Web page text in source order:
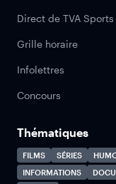
Direct de TVA Sports
Grille horaire
Infolettres
Concours
Thématiques
FILMS SÉRIES
INFORMATIONS